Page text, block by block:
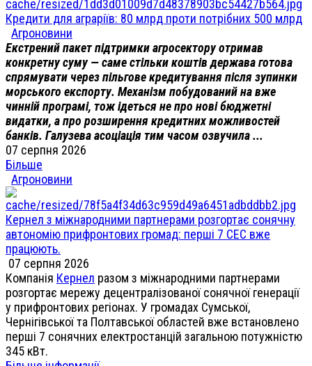
Кредити для аграріїв: 80 млрд проти потрібних 500 млрд
Агроновини
Екстрений пакет підтримки агросектору отримав
конкретну суму — саме стільки коштів держава готова
спрямувати через пільгове кредитування після зупинки
морського експорту. Механізм побудований на вже
чинній програмі, тож ідеться не про нові бюджетні
видатки, а про розширення кредитних можливостей
банків. Галузева асоціація тим часом озвучила ...
07 серпня 2026
Більше
Агроновини
Кернел з міжнародними партнерами розгортає сонячну
автономію прифронтових громад: перші 7 СЕС вже
працюють.
07 серпня 2026
Компанія Кернел разом з міжнародними партнерами
розгортає мережу децентралізованої сонячної генерації
у прифронтових регіонах. У громадах Сумської,
Чернігівської та Полтавської областей вже встановлено
перші 7 сонячних електростанцій загальною потужністю
345 кВт.